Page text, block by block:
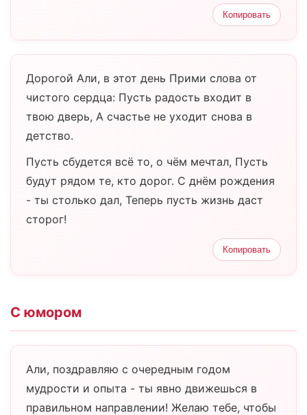
Копировать
Дорогой Али, в этот день Прими слова от
чистого сердца: Пусть радость входит в
твою дверь, А счастье не уходит снова в
детство.
Пусть сбудется всё то, о чём мечтал, Пусть
будут рядом те, кто дорог. С днём рождения
- ты столько дал, Теперь пусть жизнь даст
сторог!
Копировать
С юмором
Али, поздравляю с очередным годом
мудрости и опыта - ты явно движешься в
правильном направлении! Желаю тебе, чтобы